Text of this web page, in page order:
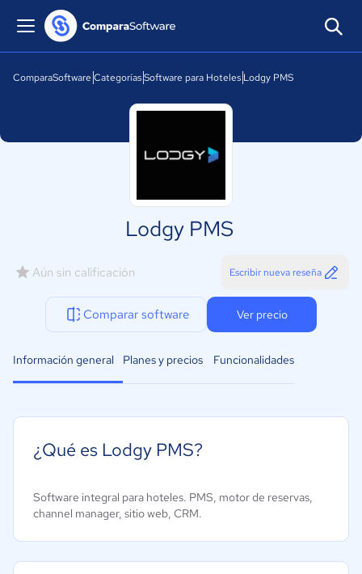
ComparaSoftware CategoríasSoftware para Hoteles Lodgy PMS
Lodgy PMS
Aún sin calificación Escribir nueva reseña
Comparar software Ver precio
Información general Planes y precios Funcionalidades
¿Qué es Lodgy PMS?
Software integral para hoteles. PMS, motor de reservas,
channel manager, sitio web, CRM.